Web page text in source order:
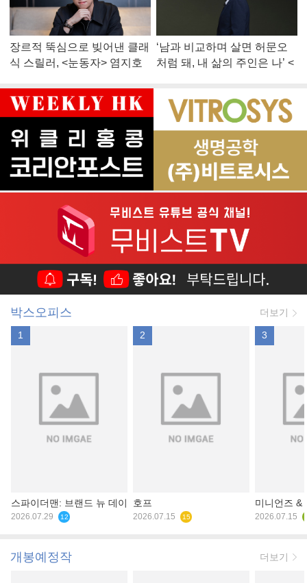
장르적 뚝심으로 빚어낸 클래
식 스릴러, <눈동자> 염지호
‘남과 비교하며 살면 허문오
처럼 돼, 내 삶의 주인은 나’ <
박스오피스 더보기
1
스파이더맨: 브랜드 뉴 데이
2026.07.29 12
2
호프
2026.07.15 15
3
미니언즈 &
2026.07.15
개봉예정작 더보기